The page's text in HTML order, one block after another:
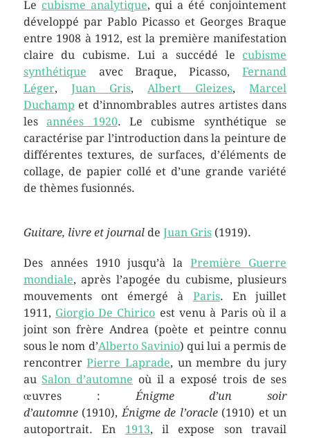
Le cubisme analytique, qui a été conjointement
développé par Pablo Picasso et Georges Braque
entre 1908 à 1912, est la première manifestation
claire du cubisme. Lui a succédé le cubisme
synthétique avec Braque, Picasso,Fernand
Léger, Juan Gris,Albert Gleizes,Marcel
Duchamp et d’innombrables autres artistes dans
lesannées 1920. Le cubisme synthétique se
caractérise par l’introduction dans la peinture de
différentes textures, de surfaces, d’éléments de
collage, de papier collé et d’une grande variété
de thèmes fusionnés.
Guitare, livre et journalde Juan Gris(1919).
Des années 1910 jusqu’à laPremière Guerre
mondiale, après l’apogée du cubisme, plusieurs
mouvements ont émergé à Paris. En juillet
1911, Giorgio De Chirico est venu à Paris où il a
joint son frère Andrea (poète et peintre connu
sous le nom d’Alberto Savinio) qui lui a permis de
rencontrerPierre Laprade, un membre du jury
auSalon d’automne où il a exposé trois de ses
œuvres :Énigme d’un soir
d’automne(1910),Énigme de l’oracle(1910) et un
autoportrait. En 1913, il expose son travail